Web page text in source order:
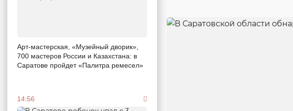
Арт-мастерская, «Музейный дворик»,
700 мастеров России и Казахстана: в
Саратове пройдет «Палитра ремесел»
14:56